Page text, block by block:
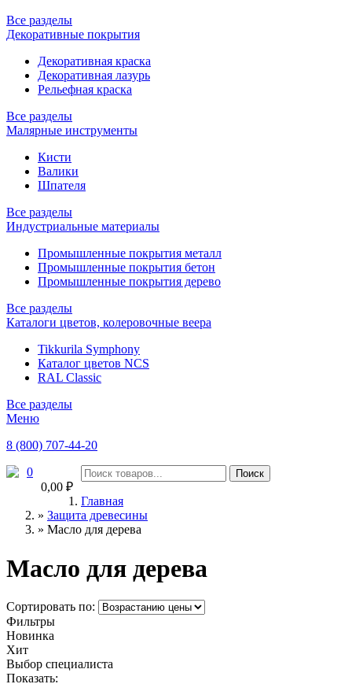
Все разделы
Декоративные покрытия
Декоративная краска
Декоративная лазурь
Рельефная краска
Все разделы
Малярные инструменты
Кисти
Валики
Шпателя
Все разделы
Индустриальные материалы
Промышленные покрытия металл
Промышленные покрытия бетон
Промышленные покрытия дерево
Все разделы
Каталоги цветов, колеровочные веера
Tikkurila Symphony
Каталог цветов NCS
RAL Classic
Все разделы
Меню
8 (800) 707-44-20
0
0,00 ₽
Главная
» Защита древесины
» Масло для дерева
Масло для дерева
Сортировать по:
Фильтры
Новинка
Хит
Выбор специалиста
Показать: